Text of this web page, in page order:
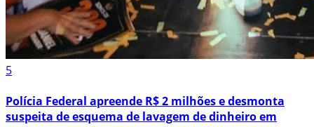
5
Polícia Federal apreende R$ 2 milhões e desmonta
suspeita de esquema de lavagem de dinheiro em